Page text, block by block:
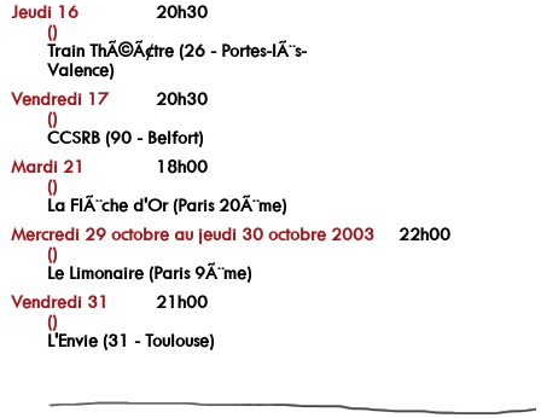
Jeudi 16
20h30
()
Train ThÃ©Ã¢tre (26 - Portes-lÃ¨s-
Valence)
Vendredi 17
20h30
()
CCSRB (90 - Belfort)
Mardi 21
18h00
()
La FlÃ¨che d'Or (Paris 20Ã¨me)
Mercredi 29 octobre au jeudi 30 octobre 2003
22h00
()
Le Limonaire (Paris 9Ã¨me)
Vendredi 31
21h00
()
L'Envie (31 - Toulouse)